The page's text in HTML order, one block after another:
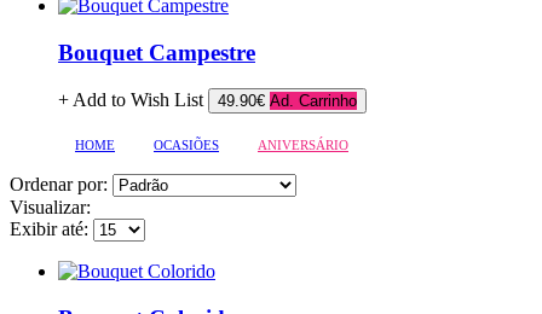
Bouquet Campestre
+ Add to Wish List 49.90€ Ad. Carrinho
HOME OCASIÕES ANIVERSÁRIO
Ordenar por:
Visualizar:
Exibir até: